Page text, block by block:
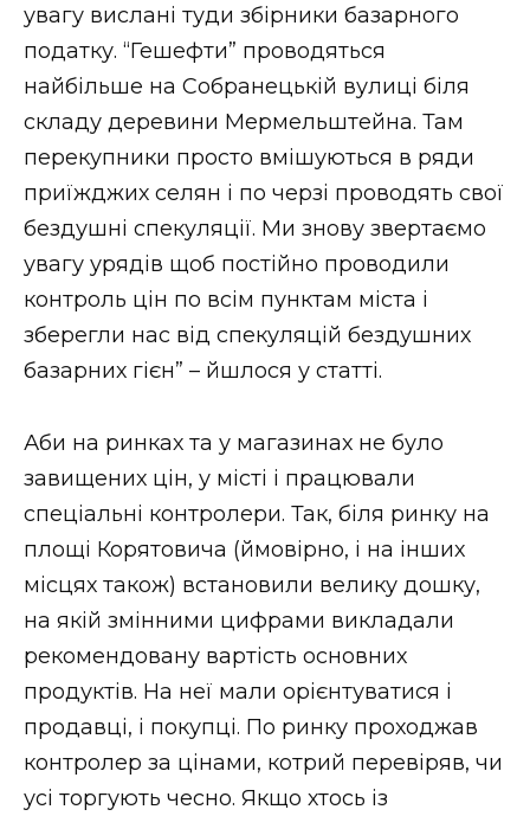
увагу вислані туди збірники базарного
податку. “Гешефти” проводяться
найбільше на Собранецькій вулиці біля
складу деревини Мермельштейна. Там
перекупники просто вмішуються в ряди
приїжджих селян і по черзі проводять свої
бездушні спекуляції. Ми знову звертаємо
увагу урядів щоб постійно проводили
контроль цін по всім пунктам міста і
зберегли нас від спекуляцій бездушних
базарних гієн” – йшлося у статті.
Аби на ринках та у магазинах не було
завищених цін, у місті і працювали
спеціальні контролери. Так, біля ринку на
площі Корятовича (ймовірно, і на інших
місцях також) встановили велику дошку,
на якій змінними цифрами викладали
рекомендовану вартість основних
продуктів. На неї мали орієнтуватися і
продавці, і покупці. По ринку проходжав
контролер за цінами, котрий перевіряв, чи
усі торгують чесно. Якщо хтось із